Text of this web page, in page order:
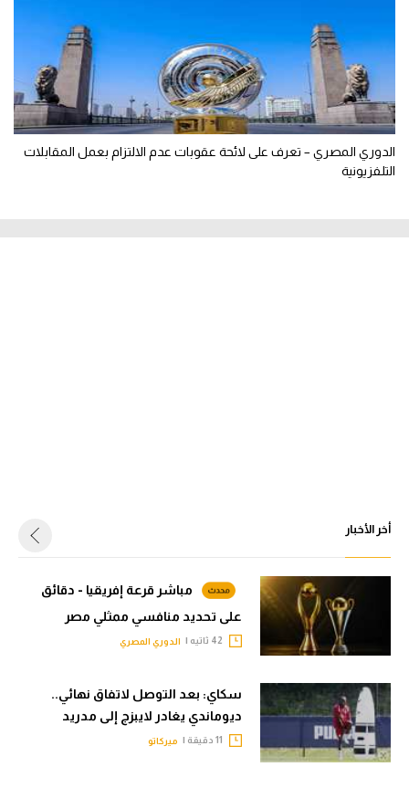
الدوري المصري – تعرف على لائحة عقوبات عدم الالتزام بعمل المقابلات
التلفزيونية
أخر الأخبار
مباشر قرعة إفريقيا - دقائق
على تحديد منافسي ممثلي مصر
الدوري المصري
سكاي: بعد التوصل لاتفاق نهائي..
ديوماندي يغادر لايبزج إلى مدريد
ميركاتو